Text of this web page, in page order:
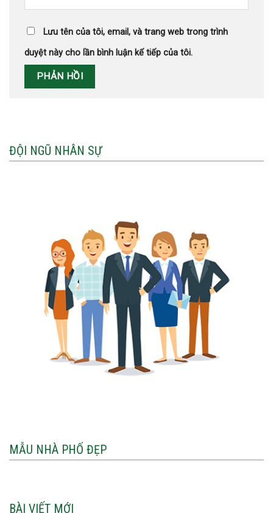
Lưu tên của tôi, email, và trang web trong trình
duyệt này cho lần bình luận kế tiếp của tôi.
ĐỘI NGŨ NHÂN SỰ
MẪU NHÀ PHỐ ĐẸP
BÀI VIẾT MỚI